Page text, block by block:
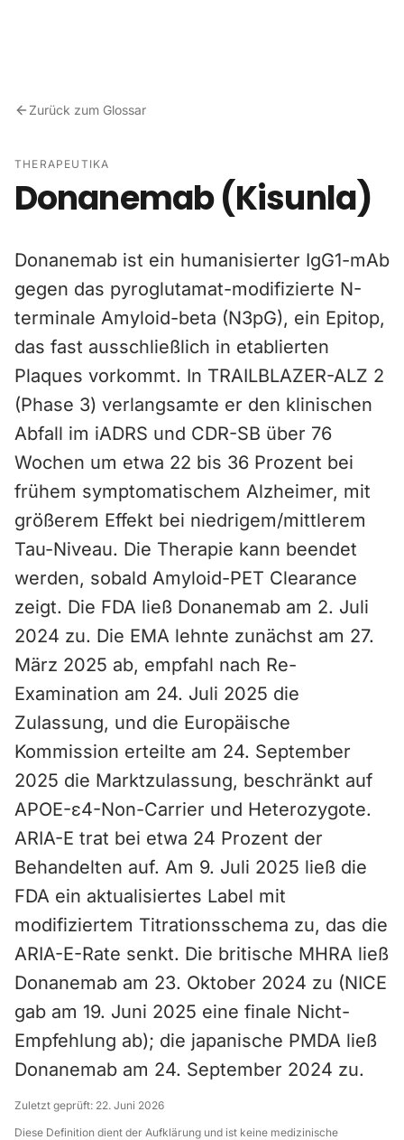
Zurück zum Glossar
THERAPEUTIKA
Donanemab (Kisunla)
Donanemab ist ein humanisierter IgG1-mAb
gegen das pyroglutamat-modifizierte N-
terminale Amyloid-beta (N3pG), ein Epitop,
das fast ausschließlich in etablierten
Plaques vorkommt. In TRAILBLAZER-ALZ 2
(Phase 3) verlangsamte er den klinischen
Abfall im iADRS und CDR-SB über 76
Wochen um etwa 22 bis 36 Prozent bei
frühem symptomatischem Alzheimer, mit
größerem Effekt bei niedrigem/mittlerem
Tau-Niveau. Die Therapie kann beendet
werden, sobald Amyloid-PET Clearance
zeigt. Die FDA ließ Donanemab am 2. Juli
2024 zu. Die EMA lehnte zunächst am 27.
März 2025 ab, empfahl nach Re-
Examination am 24. Juli 2025 die
Zulassung, und die Europäische
Kommission erteilte am 24. September
2025 die Marktzulassung, beschränkt auf
APOE-ε4-Non-Carrier und Heterozygote.
ARIA-E trat bei etwa 24 Prozent der
Behandelten auf. Am 9. Juli 2025 ließ die
FDA ein aktualisiertes Label mit
modifiziertem Titrationsschema zu, das die
ARIA-E-Rate senkt. Die britische MHRA ließ
Donanemab am 23. Oktober 2024 zu (NICE
gab am 19. Juni 2025 eine finale Nicht-
Empfehlung ab); die japanische PMDA ließ
Donanemab am 24. September 2024 zu.
Zuletzt geprüft: 22. Juni 2026
Diese Definition dient der Aufklärung und ist keine medizinische